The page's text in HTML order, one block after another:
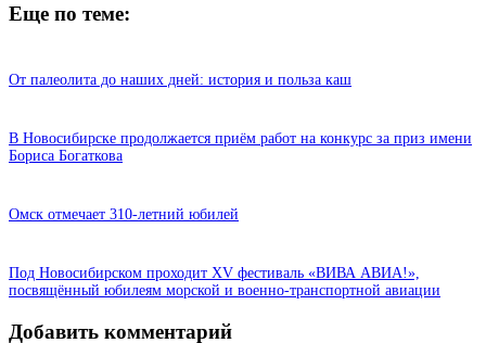
Еще по теме:
От палеолита до наших дней: история и польза каш
В Новосибирске продолжается приём работ на конкурс за приз имени
Бориса Богаткова
Омск отмечает 310-летний юбилей
Под Новосибирском проходит XV фестиваль «ВИВА АВИА!»,
посвящённый юбилеям морской и военно-транспортной авиации
Добавить комментарий